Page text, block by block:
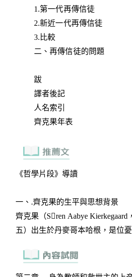
1.第一代再傳信徒
2.新近一代再傳信徒
3.比較
二、再傳信徒的問題
跋
譯者後記
人名索引
齊克果年表